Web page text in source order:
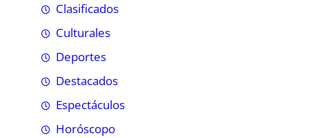
Clasificados
Culturales
Deportes
Destacados
Espectáculos
Horóscopo